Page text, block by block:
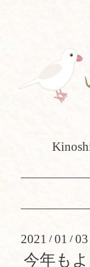
2021 / 01 /
今年も